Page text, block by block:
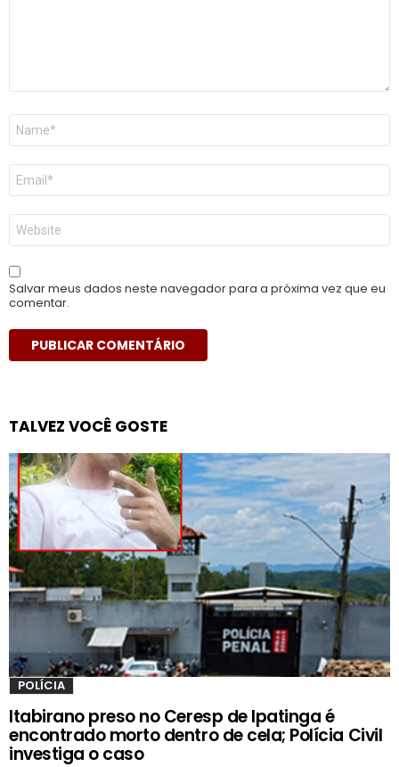
Nome
E-
mail
*
Site
Salvar meus dados neste navegador para a próxima vez que eu
comentar.
TALVEZ VOCÊ GOSTE
POLÍCIA
Itabirano preso no Ceresp de Ipatinga é
encontrado morto dentro de cela; Polícia Civil
investiga o caso